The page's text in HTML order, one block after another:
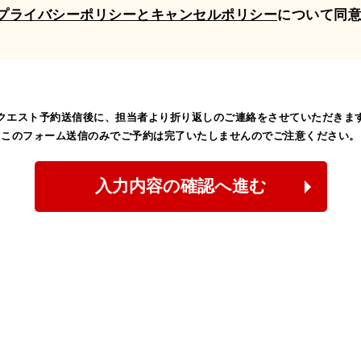
ライバシーポリシーとキャンセルポリシーについて同
エスト予約送信後に、担当者より 折り返しのご連絡をさせていただきま
このフォーム送信のみでご予約は完了いたしませんのでご注意ください。
入力内容の確認へ進む